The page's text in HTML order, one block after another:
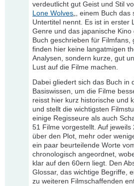
verdeutlicht gut Geist und Stil
Lone Wolves„, einem Buch das
Untertitel nennt. Es ist in erster
Genre und das japanische
Buch geschrieben für
finden hier keine langatmigen
Analysen, sondern kurze, gut
Lust auf die Filme machen.
Dabei gliedert sich das Buch in
Basiswissen, um die Filme
reisst hier kurz historische und
und stellt die wichtigsten
einige Regisseure als auch
51 Filme vorgestellt. Auf
über den Plot, mehr oder
ein paar beurteilende Worte
chronologisch angeordnet,
klar auf den 60ern liegt. Den
Glossar, das wichtige Begriffe,
zu weiteren Filmschaffenden